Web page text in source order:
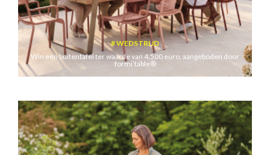
WEDSTRIJD
Win een buitentafel ter waarde van 4.500 euro, aangeboden door
formi’table®